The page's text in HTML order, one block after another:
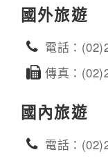
國外旅遊
電話：
傳真：
國內旅遊
電話：